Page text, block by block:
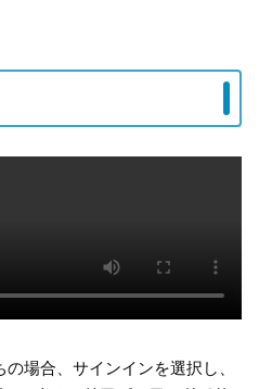
場合、サインインを選択し、